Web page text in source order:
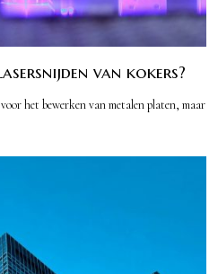
van kokers?
het bewerken van metalen platen, maar